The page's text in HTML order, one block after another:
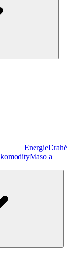
EnergieDrahé
Maso a